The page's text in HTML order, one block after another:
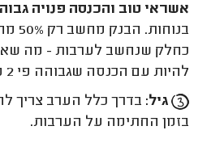
אשראי טוב והכנסה פנויה
כחלק שנחשב לערבות - מה
להיות עם הכנסה שגבוהה פי 2 מסכום הערבות.
גיל: בדרך כלל הערב צריך
בזמן החתימה על הערבות.